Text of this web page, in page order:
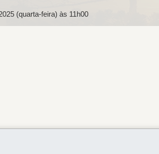
(quarta-feira) às 11h00